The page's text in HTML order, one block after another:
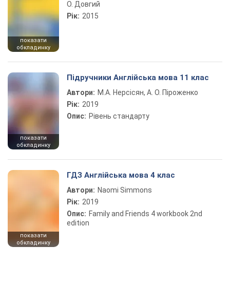
показати
обкладинку
О. Довгий
Рік: 2015
показати
обкладинку
Підручники Англійська мова 11 клас
Автори: М.А. Нерсісян, А. О. Піроженко
Рік: 2019
Опис: Рівень стандарту
показати
обкладинку
ГДЗ Англійська мова 4 клас
Автори: Naomi Simmons
Рік: 2019
Опис: Family and Friends 4 workbook 2nd
edition